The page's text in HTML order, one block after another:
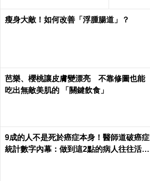
瘦身大敵！如何改善「浮腫腸道」？
芭樂、櫻桃讓皮膚變漂亮 不靠修圖也能
吃出無敵美肌的 「關鍵飲食」
9成的人不是死於癌症本身！醫師道破癌症
統計數字內幕：做到這2點的病人往往活下